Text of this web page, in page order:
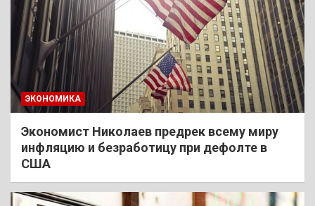
ЭКОНОМИКА
Экономист Николаев предрек всему миру
инфляцию и безработицу при дефолте в
США